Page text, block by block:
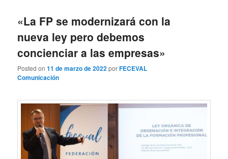
«La FP se modernizará con la
nueva ley pero debemos
concienciar a las empresas»
Posted on11 de marzo de 2022porFECEVAL
Comunicación